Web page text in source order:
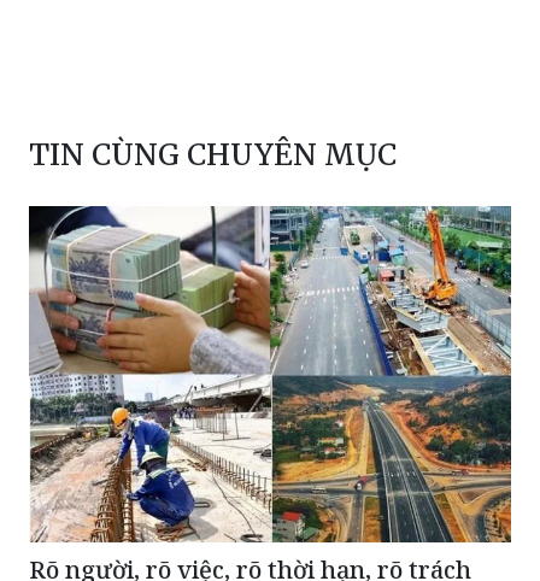
Rõ người, rõ việc, rõ thời hạn, rõ trách
nhiệm giải ngân vốn đầu tư công